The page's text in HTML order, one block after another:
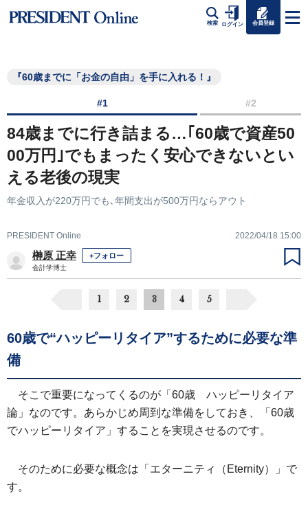
検索 ログイン 会員登録
『60歳までに「お金の自由」を手に入れる！』
#1 #2
84歳までに行き詰まる…｢60歳で資産50
00万円｣でもまったく安心できないとい
える老後の現実
年金収入が220万円でも､年間支出が500万円ならアウト
PRESIDENT Online 2022/04/18 15:00
榊原 正幸 +フォロー
会計学博士
1 2 3 4 5
60歳で“ハッピーリタイア”するために必要な準
備
そこで重要になってくるのが「60歳 ハッピーリタイア
論」なのです。あらかじめ周到な準備をしておき、「60歳
でハッピーリタイア」することを実現させるのです。
そのために必要な概念は「エターニティ（Eternity）」で
す。